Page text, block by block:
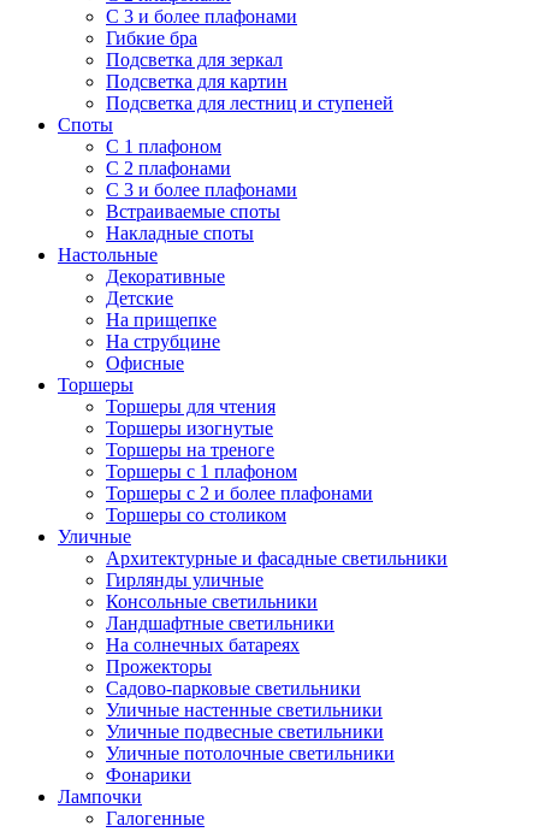
С 3 и более плафонами
Гибкие бра
Подсветка для зеркал
Подсветка для картин
Подсветка для лестниц и ступеней
Споты
С 1 плафоном
С 2 плафонами
С 3 и более плафонами
Встраиваемые споты
Накладные споты
Настольные
Декоративные
Детские
На прищепке
На струбцине
Офисные
Торшеры
Торшеры для чтения
Торшеры изогнутые
Торшеры на треноге
Торшеры с 1 плафоном
Торшеры с 2 и более плафонами
Торшеры со столиком
Уличные
Архитектурные и фасадные светильники
Гирлянды уличные
Консольные светильники
Ландшафтные светильники
На солнечных батареях
Прожекторы
Садово-парковые светильники
Уличные настенные светильники
Уличные подвесные светильники
Уличные потолочные светильники
Фонарики
Лампочки
Галогенные